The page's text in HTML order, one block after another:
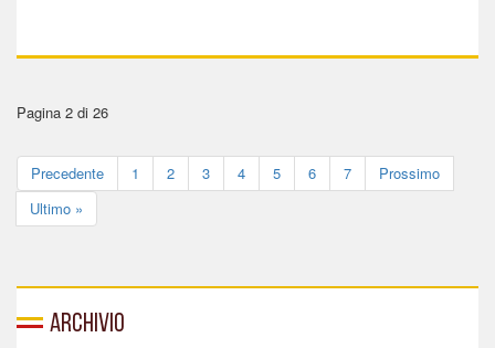
Pagina 2 di 26
Precedente 1 2 3 4 5 6 7
Prossimo
Ultimo »
Archivio